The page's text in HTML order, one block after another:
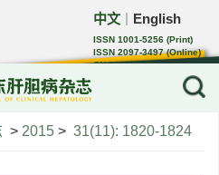
中文 English
ISSN 1001-5256 (Print)
ISSN 2097-3497 (Online)
CN 22-1108/R
> 2015 > 31(11): 1820-1824